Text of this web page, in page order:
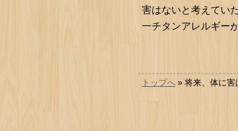
害はないと考えてい
一チタンアレルギー
トップへ » 将来、体に害